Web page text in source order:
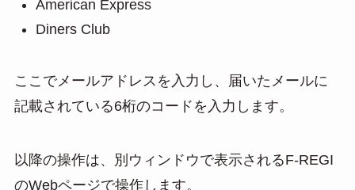
American Express
Diners Club
ここでメールアドレスを入力し、届いたメールに
記載されている6桁のコードを入力します。
以降の操作は、別ウィンドウで表示されるF-REGI
のWebページで操作します。